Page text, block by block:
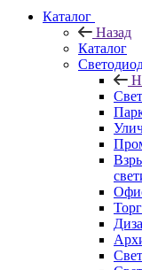
Каталог
Назад
Каталог